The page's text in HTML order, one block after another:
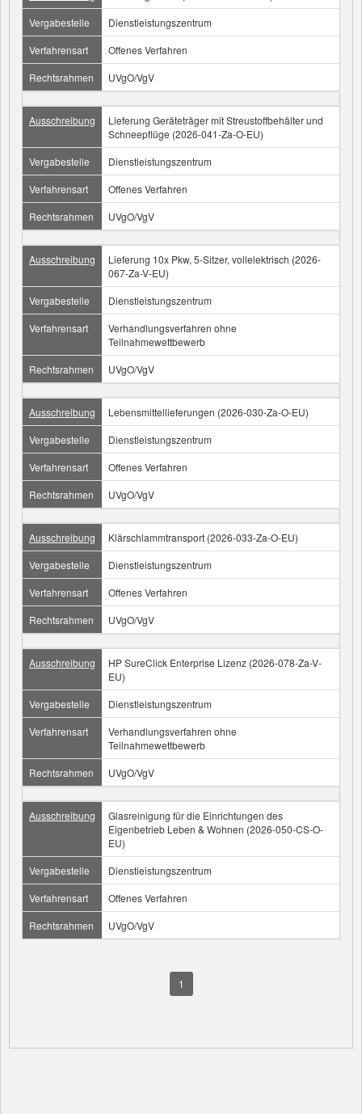
Vergabestelle
Dienstleistungszentrum
Verfahrensart
Offenes Verfahren
Rechtsrahmen
UVgO/VgV
Ausschreibung
Lieferung Geräteträger mit Streustoffbehälter und
Schneepflüge (2026-041-Za-O-EU)
Vergabestelle
Dienstleistungszentrum
Verfahrensart
Offenes Verfahren
Rechtsrahmen
UVgO/VgV
Ausschreibung
Lieferung 10x Pkw, 5-Sitzer, vollelektrisch (2026-
067-Za-V-EU)
Vergabestelle
Dienstleistungszentrum
Verfahrensart
Verhandlungsverfahren ohne
Teilnahmewettbewerb
Rechtsrahmen
UVgO/VgV
Ausschreibung
Lebensmittellieferungen (2026-030-Za-O-EU)
Vergabestelle
Dienstleistungszentrum
Verfahrensart
Offenes Verfahren
Rechtsrahmen
UVgO/VgV
Ausschreibung
Klärschlammtransport (2026-033-Za-O-EU)
Vergabestelle
Dienstleistungszentrum
Verfahrensart
Offenes Verfahren
Rechtsrahmen
UVgO/VgV
Ausschreibung
HP SureClick Enterprise Lizenz (2026-078-Za-V-
EU)
Vergabestelle
Dienstleistungszentrum
Verfahrensart
Verhandlungsverfahren ohne
Teilnahmewettbewerb
Rechtsrahmen
UVgO/VgV
Ausschreibung
Glasreinigung für die Einrichtungen des
Eigenbetrieb Leben & Wohnen (2026-050-CS-O-
EU)
Vergabestelle
Dienstleistungszentrum
Verfahrensart
Offenes Verfahren
Rechtsrahmen
UVgO/VgV
1